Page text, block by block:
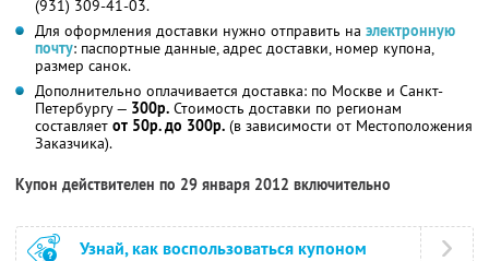
(931) 309-41-03.
Для оформления доставки нужно отправить на электронную
почту: паспортные данные, адрес доставки, номер купона,
размер санок.
Дополнительно оплачивается доставка: по Москве и Санкт-
Петербургу — 300р. Стоимость доставки по регионам
составляет от 50р. до 300р. (в зависимости от Местоположения
Заказчика).
Купон действителен по 29 января 2012 включительно
Узнай, как воспользоваться купоном